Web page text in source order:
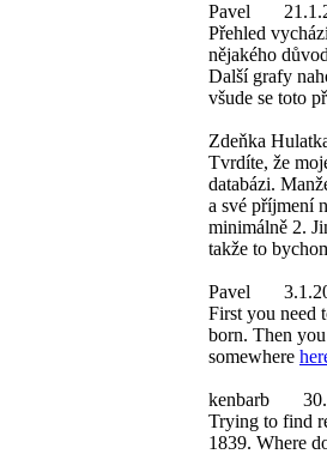
Pavel
Přehled
nějakého
Další grafy
všude se toto
Zdeňka
Tvrdíte, že
databázi.
a své příjmení
minimálně 2.
takže to
Pavel
First you need
born. Then
somewhere
kenbarb
Trying to find
1839. Where